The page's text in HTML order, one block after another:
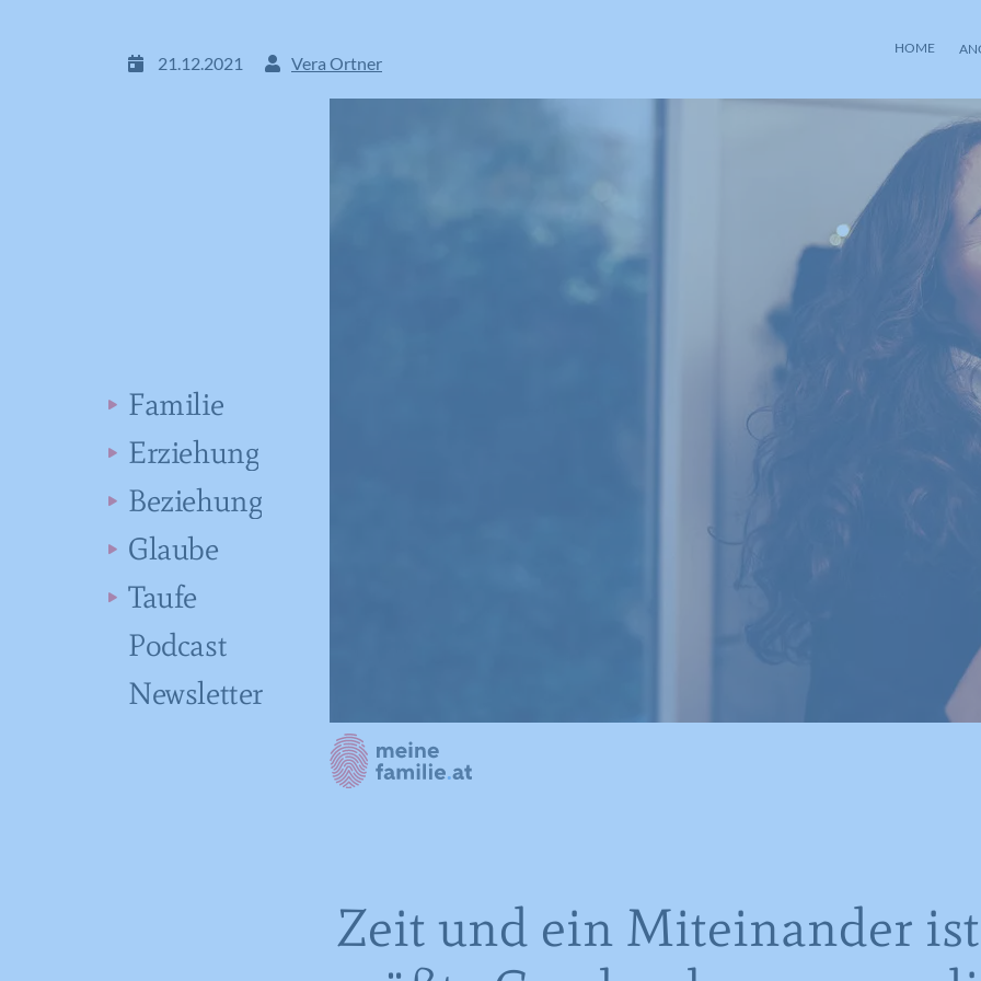
HOME
21.12.2021 Vera Ortner
Familie
Erziehung
Beziehung
Glaube
Taufe
Podcast
Newsletter
Zeit und ein Miteinander